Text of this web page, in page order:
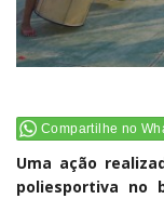
Compartilhe no
Uma ação
poliesportiva no